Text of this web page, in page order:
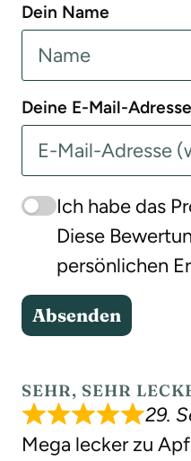
Dein Name
Deine E-Mail-Adresse
Ich habe das
Diese
persönlichen
Absenden
SEHR, SEHR
29.
Mega lecker zu